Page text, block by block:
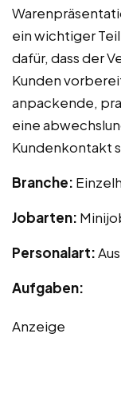
ein wichtiger
dafür, dass der
Kunden
anpackende,
eine
Kundenkontakt
Branche:
Jobarten:
Personalart:
Aufgaben:
Anzeige